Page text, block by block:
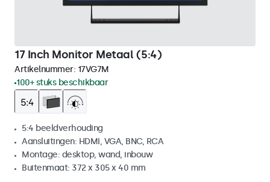
17 Inch Monitor Metaal (5:4)
Artikelnummer: 17VG7M
100+ stuks beschikbaar
5:4 beeldverhouding
Aansluitingen: HDMI, VGA, BNC, RCA
Montage: desktop, wand, inbouw
Buitenmaat: 372 x 305 x 40 mm